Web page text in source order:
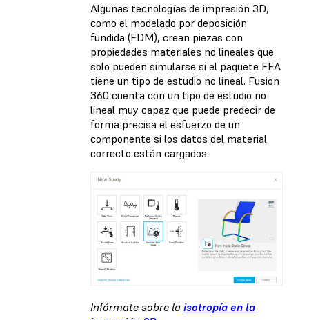
Algunas tecnologías de impresión 3D,
como el modelado por deposición
fundida (FDM), crean piezas con
propiedades materiales no lineales que
solo pueden simularse si el paquete FEA
tiene un tipo de estudio no lineal. Fusion
360 cuenta con un tipo de estudio no
lineal muy capaz que puede predecir de
forma precisa el esfuerzo de un
componente si los datos del material
correcto están cargados.
Infórmate sobre la isotropía en la